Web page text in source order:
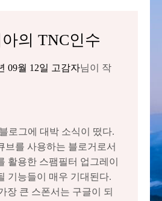
의 TNC인수
09월 12일 고감자님이 작
로그에 대박 소식이 떴다.
브를 사용하는 블로거로서
활용한 스팸필터 업그레이
기능들이 매우 기대된다.
장 큰 스폰서는 구글이 되